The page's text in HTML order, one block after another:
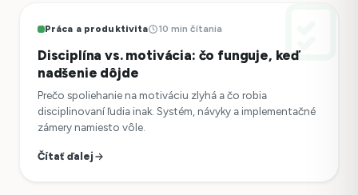
Práca a produktivita 10 min čítania
Disciplína vs. motivácia: čo funguje, keď
nadšenie dôjde
Prečo spoliehanie na motiváciu zlyhá a čo robia
disciplinovaní ľudia inak. Systém, návyky a implementačné
zámery namiesto vôle.
Čítať ďalej